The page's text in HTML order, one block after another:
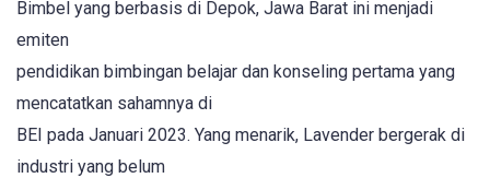
Bimbel yang berbasis di Depok, Jawa Barat ini menjadi
emiten
pendidikan bimbingan belajar dan konseling pertama yang
mencatatkan sahamnya di
BEI pada Januari 2023. Yang menarik, Lavender bergerak di
industri yang belum